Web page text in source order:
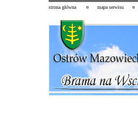
strona główna mapa serwisu